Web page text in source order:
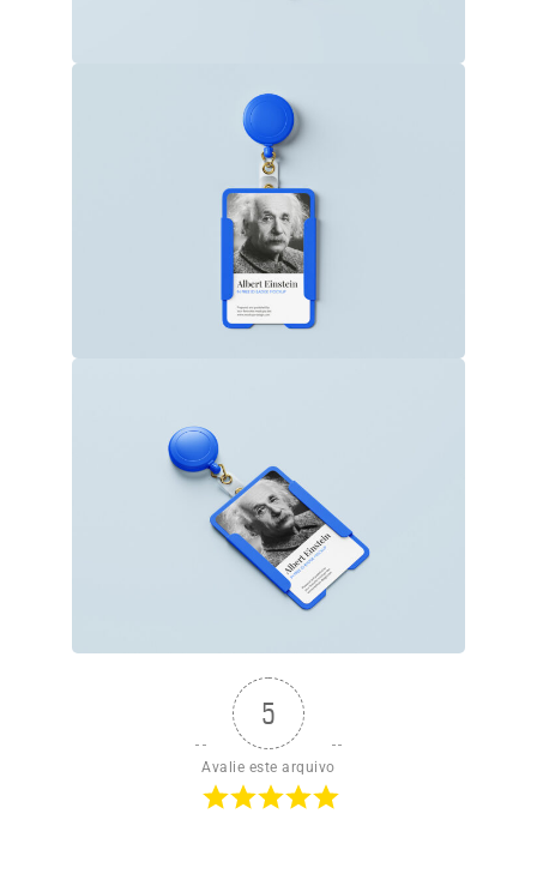
5
Avalie este arquivo